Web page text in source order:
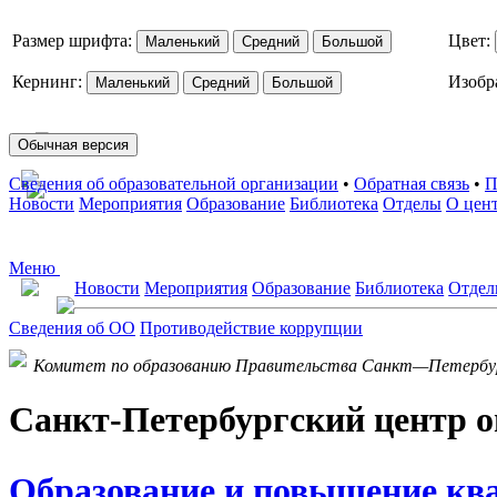
Размер шрифта: Маленький Средний Большой
Кернинг: Маленький Средний Большой
Цвет:
Обычная версия
Сведения об образовательной организации • Обратная связь •
Новости Мероприятия Образование Библиотека Отделы О
Меню
Новости Мероприятия Образование Библиотека
Сведения об ОО Противодействие коррупции
Комитет по образованию Правительства
Санкт-Петербургский центр